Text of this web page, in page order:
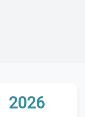
2026